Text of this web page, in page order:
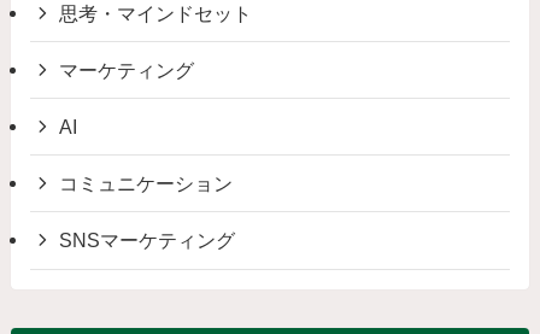
思考・マインドセット
マーケティング
AI
コミュニケーション
SNSマーケティング